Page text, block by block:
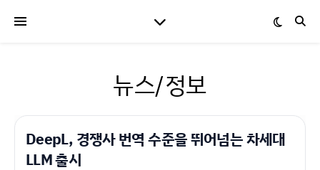
뉴스/정보
DeepL, 경쟁사 번역 수준을 뛰어넘는 차세대
LLM 출시